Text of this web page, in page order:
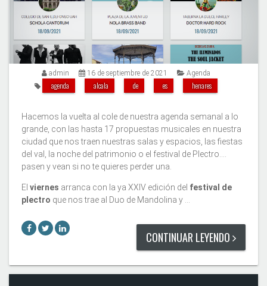
admin 16 de septiembre de 2021 Agenda
agenda alcala de es henares
Hacemos la vuelta al cole de nuestra agenda semanal a lo
grande, con las hasta 17 propuestas musicales en nuestra
ciudad que nos traen nuestras salas y espacios, las fiestas
del val, la noche del patrimonio o el festival de Plectro....
pasen y vean si no te quieres perder una.
El viernes arranca con la ya XXIV edición del festival de
plectro que nos trae al Duo de Mandolina y …
CONTINUAR LEYENDO